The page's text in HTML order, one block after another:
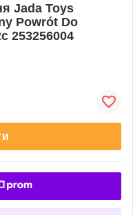
Jada Toys
Powrót Do
253256004